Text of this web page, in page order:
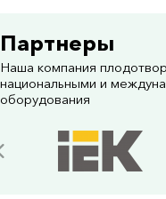
Партнеры
Наша компания
национальными и
оборудования